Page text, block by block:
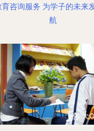
育咨询服务 为学子的未来
航